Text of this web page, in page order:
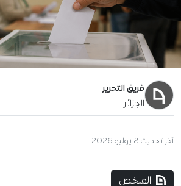
فريق التحرير
الجزائر
آخر تحديث:8 يوليو 2026
الملخص